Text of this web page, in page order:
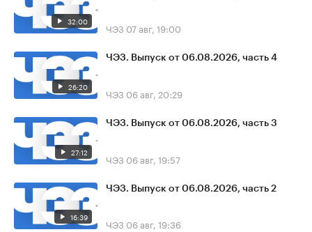
32:00 ЧЭЗ 07 авг, 19:00
26:20
ЧЭЗ. Выпуск от 06.08.2026, часть 4
ЧЭЗ 06 авг, 20:29
27:12
ЧЭЗ. Выпуск от 06.08.2026, часть 3
ЧЭЗ 06 авг, 19:57
16:39
ЧЭЗ. Выпуск от 06.08.2026, часть 2
ЧЭЗ 06 авг, 19:36